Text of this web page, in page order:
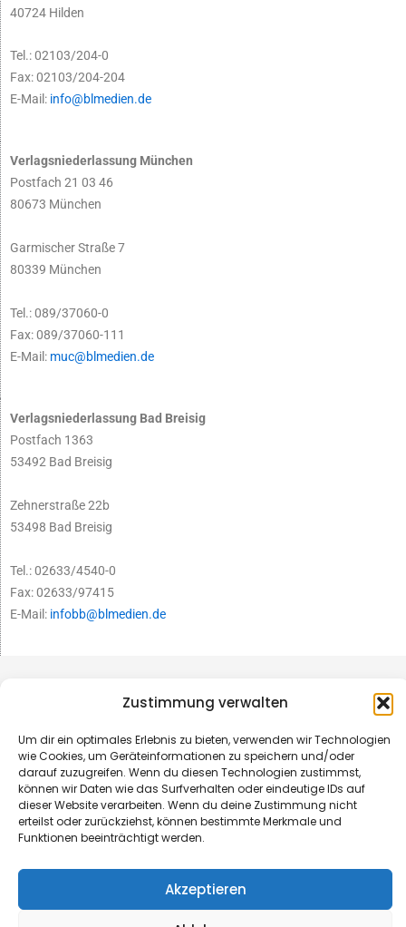
Zustimmung verwalten
Um dir ein optimales Erlebnis zu bieten, verwenden wir Technologien
wie Cookies, um Geräteinformationen zu speichern und/oder
darauf zuzugreifen. Wenn du diesen Technologien zustimmst,
können wir Daten wie das Surfverhalten oder eindeutige IDs auf
dieser Website verarbeiten. Wenn du deine Zustimmung nicht
erteilst oder zurückziehst, können bestimmte Merkmale und
Funktionen beeinträchtigt werden.
Akzeptieren
40724 Hilden
Tel.: 02103/204-0
Fax: 02103/204-204
E-Mail: info@blmedien.de
Verlagsniederlassung München
Postfach 21 03 46
80673 München
Garmischer Straße 7
80339 München
Tel.: 089/37060-0
Fax: 089/37060-111
E-Mail: muc@blmedien.de
Verlagsniederlassung Bad Breisig
Postfach 1363
53492 Bad Breisig
Zehnerstraße 22b
53498 Bad Breisig
Tel.: 02633/4540-0
Fax: 02633/97415
E-Mail: infobb@blmedien.de